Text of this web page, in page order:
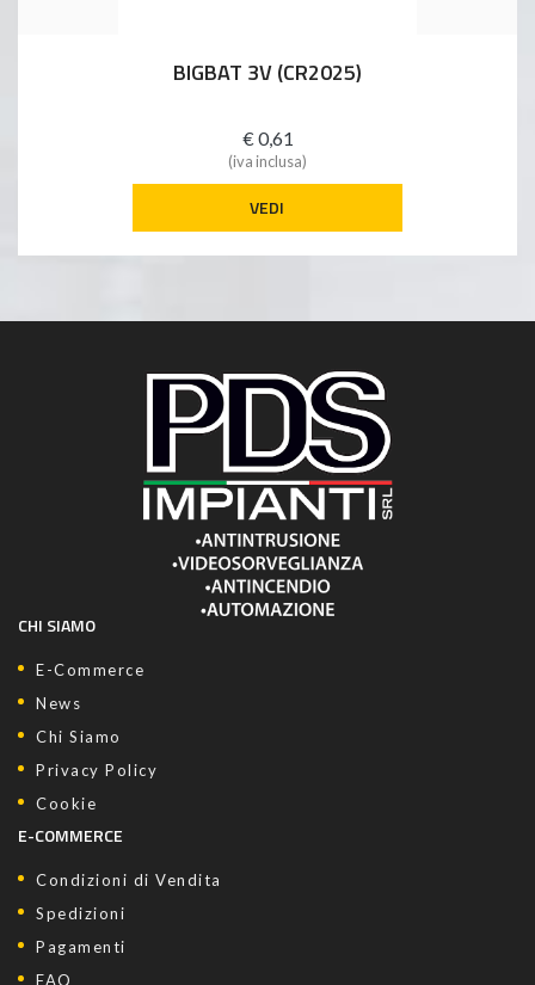
BIGBAT 3V (CR2025)
€ 0,61
(iva inclusa)
VEDI
CHI SIAMO
E-Commerce
News
Chi Siamo
Privacy Policy
Cookie
E-COMMERCE
Condizioni di Vendita
Spedizioni
Pagamenti
FAQ